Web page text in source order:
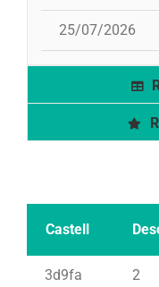
25/07/2026
Castell
3d9fa 2